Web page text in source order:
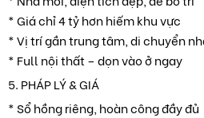
* Giá chỉ 4 tỷ hơn hiếm khu vực
* Vị trí gần trung tâm, di chuyển
* Full nội thất – dọn vào ở ngay
5. PHÁP LÝ & GIÁ
* Sổ hồng riêng, hoàn công đầy đủ